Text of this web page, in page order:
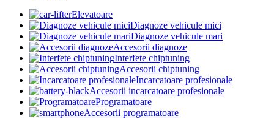
Elevatoare
Diagnoze vehicule mici
Diagnoze vehicule mari
Accesorii diagnoze
Interfete chiptuning
Accesorii chiptuning
Incarcatoare profesionale
Accesorii incarcatoare profesionale
Programatoare
Accesorii programatoare